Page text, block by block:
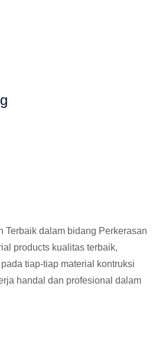
Terbaik dalam bidang Perkerasan
products kualitas terbaik,
tiap-tiap material kontruksi
handal dan profesional dalam